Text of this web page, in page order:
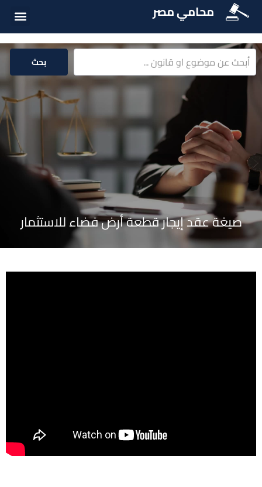
محامي مصر
بحث
صيغة عقد إيجار قطعة أرض فضاء للاستثمار